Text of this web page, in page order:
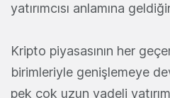
yatırımcısı anlamına
Kripto piyasasının her
birimleriyle genişlemeye
pek çok uzun vadeli